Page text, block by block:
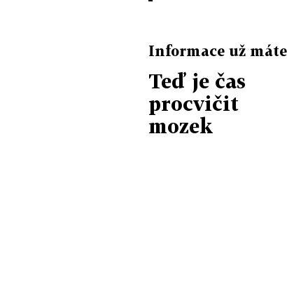
Informace už máte
Teď je čas
procvičit
mozek